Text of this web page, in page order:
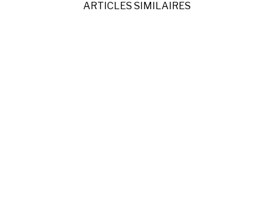
ARTICLES SIMILAIRES